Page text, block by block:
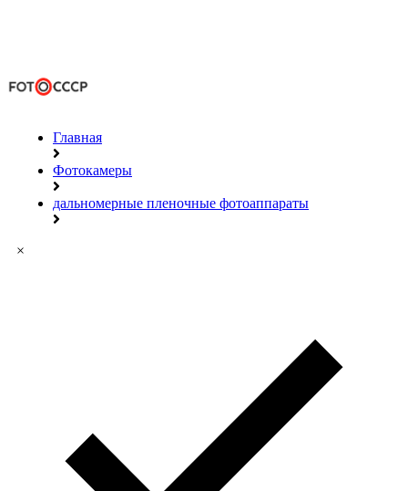
Главная
Фотокамеры
дальномерные пленочные фотоаппараты
×